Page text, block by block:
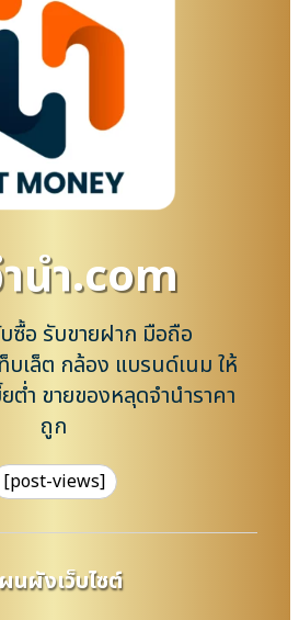
นํา.com
ซื้อ รับขายฝาก มือถือ
เล็ต กล้อง แบรนด์เนม ให้
ต่ำ ขายของหลุดจำนำราคา
ถูก
[post-views]
นผังเว็บไซต์